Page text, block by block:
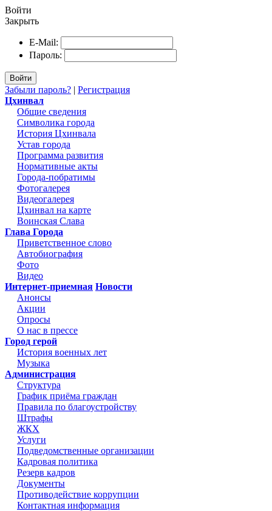
Войти
Закрыть
E-Mail:
Пароль:
Войти
Забыли пароль? | Регистрация
Цхинвал
Общие сведения
Символика города
История Цхинвала
Устав города
Программа развития
Нормативные акты
Города-побратимы
Фотогалерея
Видеогалерея
Цхинвал на карте
Воинская Слава
Глава Города
Приветственное слово
Автобиография
Фото
Видео
Интернет-приемная Новости
Анонсы
Акции
Опросы
О нас в прессе
Город герой
История военных лет
Музыка
Администрация
Структура
График приёма граждан
Правила по благоустройству
Штрафы
ЖКХ
Услуги
Подведомственные организации
Кадровая политика
Резерв кадров
Документы
Противодействие коррупции
Контактная информация